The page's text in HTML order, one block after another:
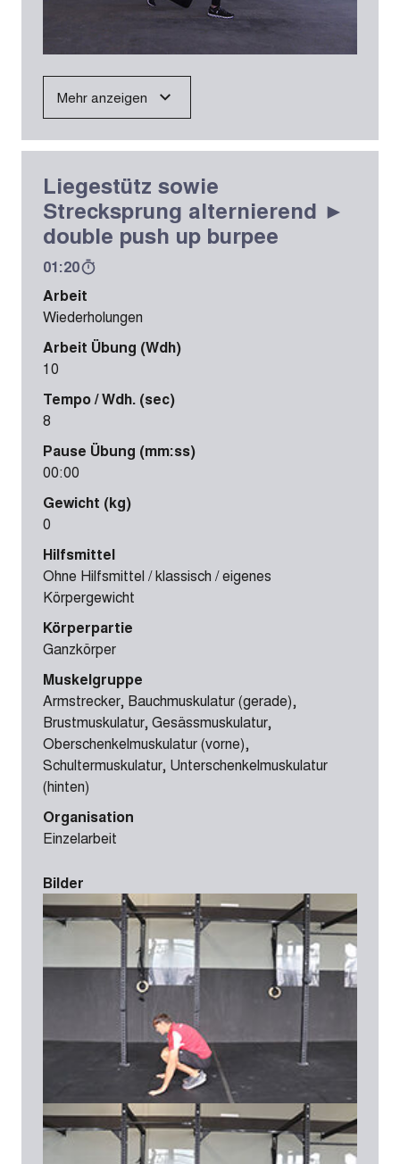
Mehr anzeigen
Liegestütz sowie
Strecksprung alternierend ►
double push up burpee
01:20
Arbeit
Wiederholungen
Arbeit Übung (Wdh)
10
Tempo / Wdh. (sec)
8
Pause Übung (mm:ss)
00:00
Gewicht (kg)
0
Hilfsmittel
Ohne Hilfsmittel / klassisch / eigenes
Körpergewicht
Körperpartie
Ganzkörper
Muskelgruppe
Armstrecker, Bauchmuskulatur (gerade),
Brustmuskulatur, Gesässmuskulatur,
Oberschenkelmuskulatur (vorne),
Schultermuskulatur, Unterschenkelmuskulatur
(hinten)
Organisation
Einzelarbeit
Bilder